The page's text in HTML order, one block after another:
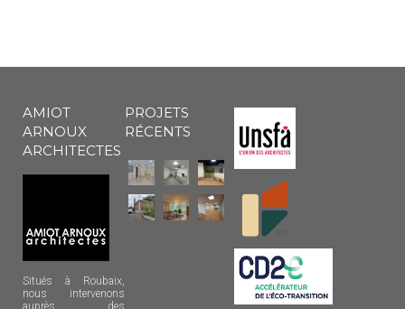
AMIOT
ARNOUX
ARCHITECTES
Situés à Roubaix,
nous intervenons
auprès des
PROJETS
RÉCENTS